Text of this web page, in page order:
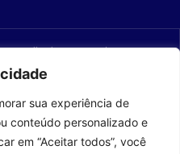
sua experiência de
conteúdo personalizado e
em “Aceitar todos”, você